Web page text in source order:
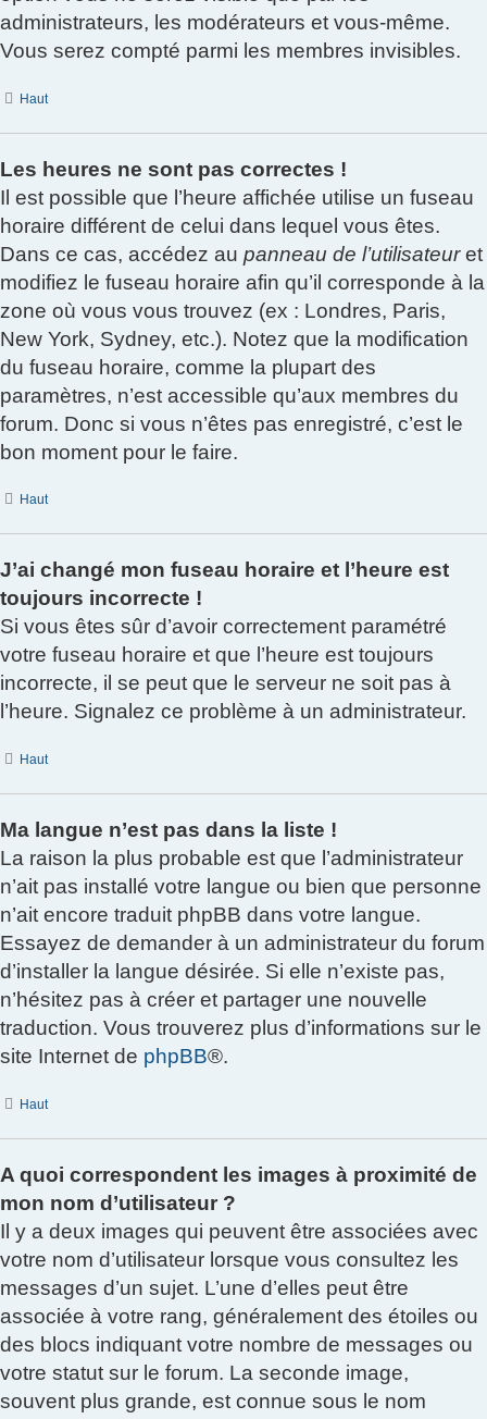
administrateurs, les modérateurs et vous-même.
Vous serez compté parmi les membres invisibles.
Haut
Les heures ne sont pas correctes !
Il est possible que l’heure affichée utilise un fuseau
horaire différent de celui dans lequel vous êtes.
Dans ce cas, accédez au panneau de l’utilisateuret
modifiez le fuseau horaire afin qu’il corresponde à la
zone où vous vous trouvez (ex : Londres, Paris,
New York, Sydney, etc.). Notez que la modification
du fuseau horaire, comme la plupart des
paramètres, n’est accessible qu’aux membres du
forum. Donc si vous n’êtes pas enregistré, c’est le
bon moment pour le faire.
Haut
J’ai changé mon fuseau horaire et l’heure est
toujours incorrecte !
Si vous êtes sûr d’avoir correctement paramétré
votre fuseau horaire et que l’heure est toujours
incorrecte, il se peut que le serveur ne soit pas à
l’heure. Signalez ce problème à un administrateur.
Haut
Ma langue n’est pas dans la liste !
La raison la plus probable est que l’administrateur
n’ait pas installé votre langue ou bien que personne
n’ait encore traduit phpBB dans votre langue.
Essayez de demander à un administrateur du forum
d’installer la langue désirée. Si elle n’existe pas,
n’hésitez pas à créer et partager une nouvelle
traduction. Vous trouverez plus d’informations sur le
site Internet de phpBB®.
Haut
A quoi correspondent les images à proximité de
mon nom d’utilisateur ?
Il y a deux images qui peuvent être associées avec
votre nom d’utilisateur lorsque vous consultez les
messages d’un sujet. L’une d’elles peut être
associée à votre rang, généralement des étoiles ou
des blocs indiquant votre nombre de messages ou
votre statut sur le forum. La seconde image,
souvent plus grande, est connue sous le nom